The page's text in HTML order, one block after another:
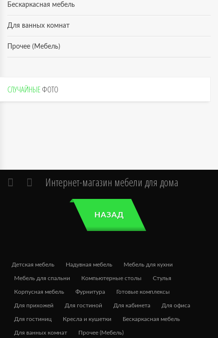
Бескаркасная мебель
Для ванных комнат
Прочее (Мебель)
СЛУЧАЙНЫЕФОТО
Интернет-магазин мебели для дома
НАЗАД
Детская мебель Надувная мебель Мебель для кухни
Мебель для спальни Компьютерные столы Стулья
Корпусная мебель Фурнитура Готовые комплексы
Для прихожей Для гостиной Для кабинета Для офиса
Для гостиниц Кресла и кушетки Бескаркасная мебель
Для ванных комнат Прочее (Мебель)